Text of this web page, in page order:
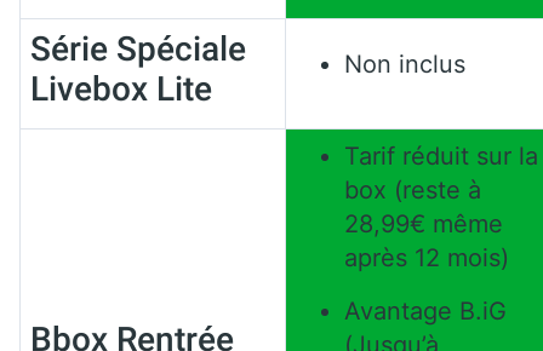
Série Spéciale
Livebox Lite
Non inclus
Bbox Rentrée
Tarif réduit sur la
box (reste à
28,99€ même
après 12 mois)
Avantage B.iG
(Jusqu’à